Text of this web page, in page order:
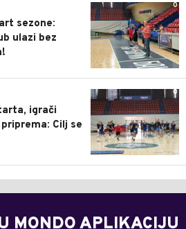
0
sezone:
ulazi bez
0
igrači
Cilj se
MONDO APLIKACIJU